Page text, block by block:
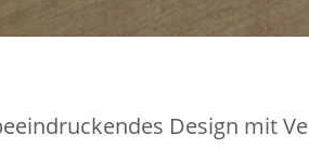
Design mit